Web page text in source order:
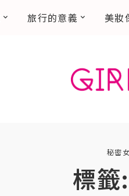
旅行的意義 美妝
秘密
標籤: